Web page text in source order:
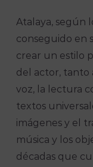
Atalaya, según
conseguido en
crear un estilo
del actor, tanto
voz, la lectura
textos
imágenes y el
música y los
décadas que